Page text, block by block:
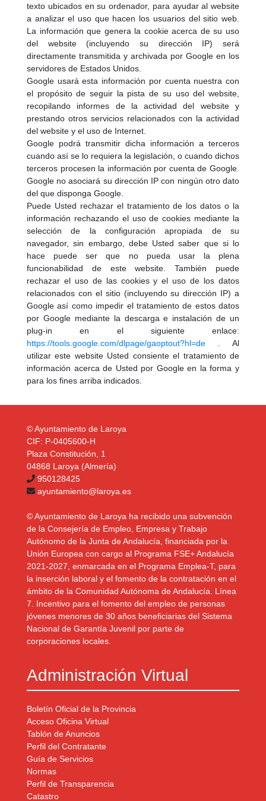
texto ubicados en su ordenador, para ayudar al website
a analizar el uso que hacen los usuarios del sitio web.
La información que genera la cookie acerca de su uso
del website (incluyendo su dirección IP) será
directamente transmitida y archivada por Google en los
servidores de Estados Unidos.
Google usará esta información por cuenta nuestra con
el propósito de seguir la pista de su uso del website,
recopilando informes de la actividad del website y
prestando otros servicios relacionados con la actividad
del website y el uso de Internet.
Google podrá transmitir dicha información a terceros
cuando así se lo requiera la legislación, o cuando dichos
terceros procesen la información por cuenta de Google.
Google no asociará su dirección IP con ningún otro dato
del que disponga Google.
Puede Usted rechazar el tratamiento de los datos o la
información rechazando el uso de cookies mediante la
selección de la configuración apropiada de su
navegador, sin embargo, debe Usted saber que si lo
hace puede ser que no pueda usar la plena
funcionabilidad de este website. También puede
rechazar el uso de las cookies y el uso de los datos
relacionados con el sitio (incluyendo su dirección IP) a
Google así como impedir el tratamiento de estos datos
por Google mediante la descarga e instalación de un
plug-in en el siguiente enlace:
https://tools.google.com/dlpage/gaoptout?hl=de . Al
utilizar este website Usted consiente el tratamiento de
información acerca de Usted por Google en la forma y
para los fines arriba indicados.
© Ayuntamiento de Laroya
CIF: P-0405600-H
Plaza Constitución, 1
04868 Laroya (Almería)
950128425
ayuntamiento@laroya.es
© Ayuntamiento de Laroya ha recibido una subvención
de la Consejería de Empleo, Empresa y Trabajo
Autónomo de la Junta de Andalucía, financiada por la
Unión Europea con cargo al Programa FSE+ Andalucía
2021-2027, enmarcada en el Programa Emplea-T, para
la inserción laboral y el fomento de la contratación en el
ámbito de la Comunidad Autónoma de Andalucía. Línea
7. Incentivo para el fomento del empleo de personas
jóvenes menores de 30 años beneficiarias del Sistema
Nacional de Garantía Juvenil por parte de
corporaciones locales.
Administración Virtual
Boletín Oficial de la Provincia
Acceso Oficina Virtual
Tablón de Anuncios
Perfil del Contratante
Guía de Servicios
Normas
Perfil de Transparencia
Catastro